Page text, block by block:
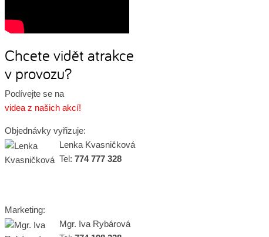
Chcete vidět atrakce
v provozu?
Podívejte se na
videa z našich akcí!
Objednávky vyřizuje:
Lenka Kvasničková
Tel: 774 777 328
Marketing:
Mgr. Iva Rybárová